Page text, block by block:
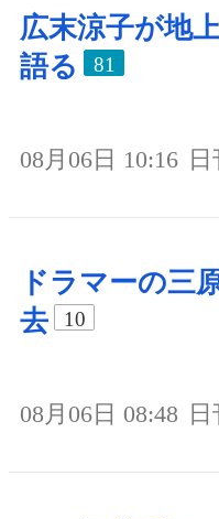
広末涼子が地
語る
81
08月06日 10:16
ドラマーの三
去
10
08月06日 08:48